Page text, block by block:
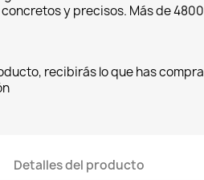
concretos y precisos. Más de
recibirás lo que has
Detalles del producto